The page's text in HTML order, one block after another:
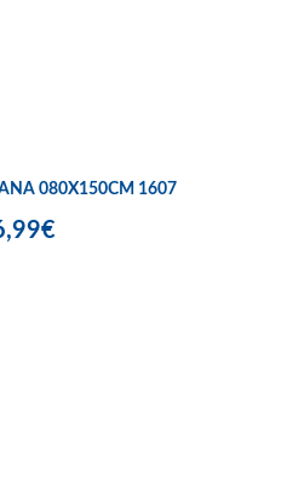
080X150CM 1607